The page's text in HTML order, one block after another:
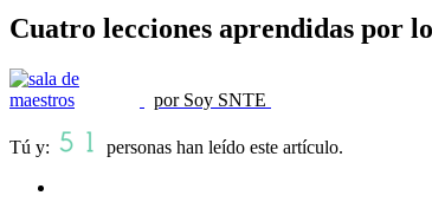
Cuatro lecciones aprendidas por
por Soy SNTE
Tú y: personas han leído este artículo.